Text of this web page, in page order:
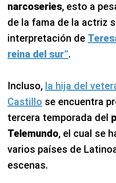
narcoseries, esto a
de la fama de la actriz
interpretación de
reina del sur”.
Incluso, la hija del
Castillo se encuentra
tercera temporada del
Telemundo, el cual se
varios países de
escenas.